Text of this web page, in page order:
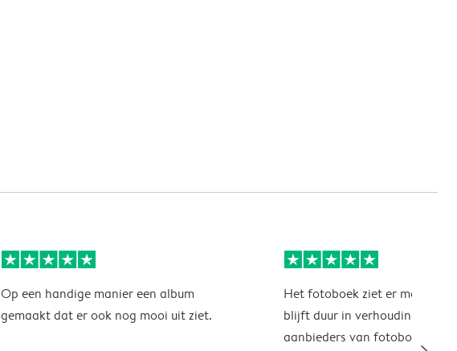
Op een handige manier een album
gemaakt dat er ook nog mooi uit ziet.
Het fotoboek ziet er mooi uit,
blijft duur in verhouding tot
aanbieders van fotoboeken.